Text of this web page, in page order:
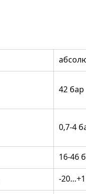
42 бар
0,7-4
16-46
-